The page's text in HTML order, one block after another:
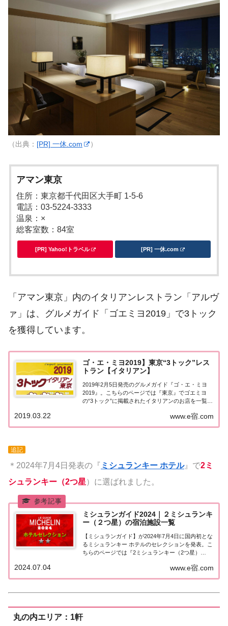
（出典： [PR] 一休.com ）
アマン東京
住所：東京都千代田区大手町 1-5-6
電話：03-5224-3333
温泉：×
総客室数：84室
[PR] Yahoo!トラベル [PR] 一休.com
「アマン東京」内のイタリアンレストラン「アルヴ
ァ」は、グルメガイド「ゴエミヨ2019」で3トック
を獲得しています。
ゴ・エ・ミヨ2019】東京“3トック”レス
トラン【イタリアン】
2019年2月5日発売のグルメガイド『ゴ・エ・ミヨ
2019』。こちらのページでは『東京』でゴエミヨ
の“3トック”に掲載されたイタリアンのお店を一覧に
『東京』エリアで「ゴ・エ・ミヨ2019」に掲載され
たお店は255軒。（トック 20...
www.e宿.com
2019.03.22
追記
＊2024年7月4日発表の『 ミシュランキー ホテル』で2ミ
シュランキー（2つ星）に選ばれました。
ミシュランガイド2024｜２ミシュランキ
ー（２つ星）の宿泊施設一覧
【ミシュランガイド】が2024年7月4日に国内初とな
るミシュランキー ホテルのセレクションを発表。こ
ちらのページでは『2ミシュランキー（2つ星）
にまとめました。ミシュランガイド2024『2ミシュ
ランキー（2つ星）』の宿泊施設ミシュラン...
www.e宿.com
2024.07.04
丸の内エリア：1軒